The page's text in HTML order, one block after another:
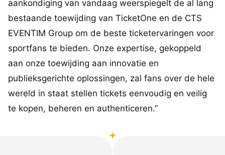
aankondiging van vandaag weerspiegelt de al lang
bestaande toewijding van TicketOne en de CTS
EVENTIM Group om de beste ticketervaringen voor
sportfans te bieden. Onze expertise, gekoppeld
aan onze toewijding aan innovatie en
publieksgerichte oplossingen, zal fans over de hele
wereld in staat stellen tickets eenvoudig en veilig
te kopen, beheren en authenticeren.”